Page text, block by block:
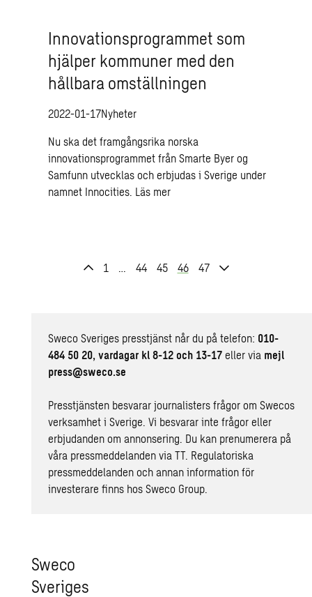
Innovationsprogrammet som
hjälper kommuner med den
hållbara omställningen
2022-01-17Nyheter
Nu ska det framgångsrika norska
innovationsprogrammet från Smarte Byer og
Samfunn utvecklas och erbjudas i Sverige under
namnet Innocities. Läs mer
1 … 44 45 46 47
Sweco Sveriges presstjänst når du på telefon: 010-
484 50 20, vardagar kl 8-12 och 13-17eller via mejl
press@sweco.se
Presstjänsten besvarar journalisters frågor om Swecos
verksamhet i Sverige. Vi besvarar inte frågor eller
erbjudanden om annonsering. Du kan prenumerera på
våra pressmeddelandenvia TT. Regulatoriska
pressmeddelanden och annan information för
investerare finns hosSweco Group.
Sweco
Sve­ri­ges